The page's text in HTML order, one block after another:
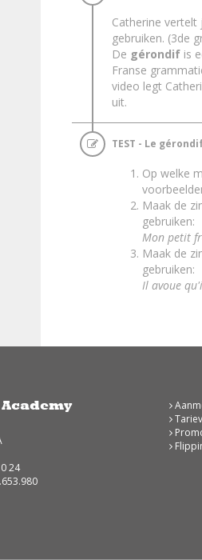
Catherine vertelt
gebruiken. (3de
De gérondif is
Franse
video legt
uit.
TEST - Le
Op welke
Maak de
gebruiken:
Mon petit
Maak de
gebruiken:
Il avoue
24